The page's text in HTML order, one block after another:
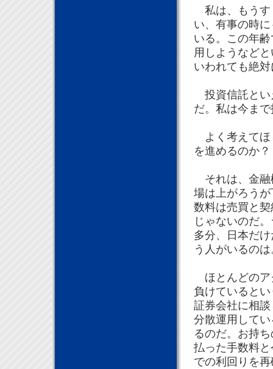
私は、もうす
い、有事の時
いる。この年
用しようなど
いわれても絶
投資信託とい
だ。私は今ま
よく考えてほ
を進めるのか？
それは、金融
場は上がろう
数料は売買と
じゃないのだ
多分、日本だ
う人がいるのは
ほとんどのア
負けていると
証券会社に相
分散運用して
るのだ。お持
払った手数料
での利回りを